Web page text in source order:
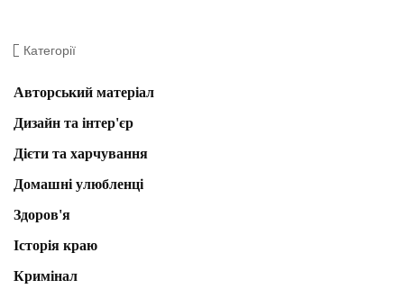
Категорії
Авторський матеріал
Дизайн та інтер'єр
Дієти та харчування
Домашні улюбленці
Здоров'я
Історія краю
Кримінал